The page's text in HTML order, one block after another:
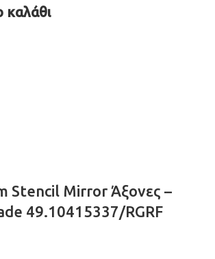
καλάθι
Stencil Mirror Άξονες –
49.10415337/RGRF